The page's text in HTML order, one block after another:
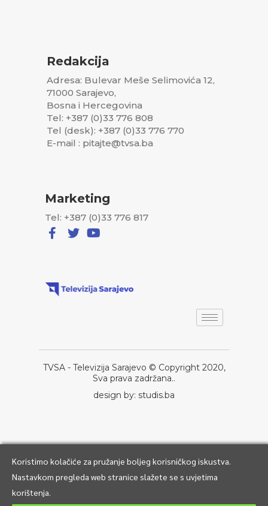
Redakcija
Adresa: Bulevar Meše Selimovića 12,
71000 Sarajevo,
Bosna i Hercegovina
Tel: +387 (0)33 776 808
Tel (desk): +387 (0)33 776 770
E-mail : pitajte@tvsa.ba
Marketing
Tel: +387 (0)33 776 817
TVSA - Televizija Sarajevo © Copyright 2020,
Sva prava zadržana..
design by: studis.ba
Koristimo kolačiće za pružanje boljeg korisničkog iskustva.
Nastavkom pregleda web stranice slažete se s uvjetima
korištenja.